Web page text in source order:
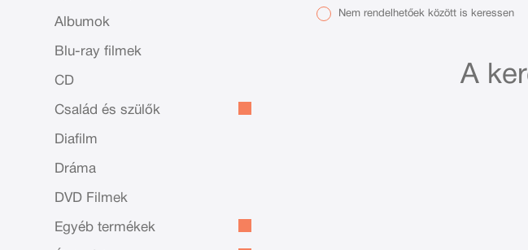
Albumok
Blu-ray filmek
CD
Család és szülők
Diafilm
Dráma
DVD Filmek
Egyéb termékek
Nem rendelhetőek között is keressen
A